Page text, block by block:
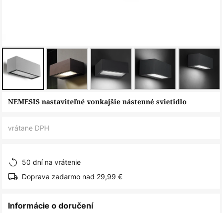
Preskočiť
NEMESIS nastaviteľné vonkajšie nástenné svietidlo
vrátane DPH
50 dní na vrátenie
Doprava zadarmo nad 29,99 €
Informácie o doručení